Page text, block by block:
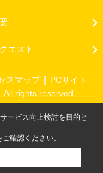
エスト
スマップ
PCサイト
rights reserved.
ービス向上検討を目的と
ご確認ください。